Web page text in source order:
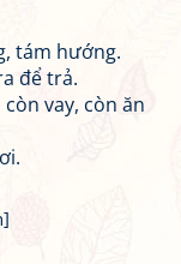
tám hướng.
để trả.
vay, còn ăn